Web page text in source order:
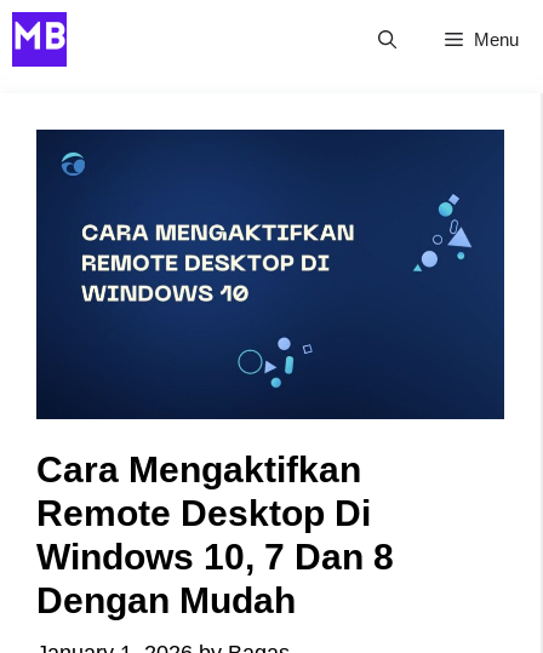
Skip
to
Menu
Cara Mengaktifkan
Remote Desktop Di
Windows 10, 7 Dan 8
Dengan Mudah